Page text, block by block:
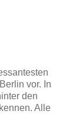
vor. In
den
Alle